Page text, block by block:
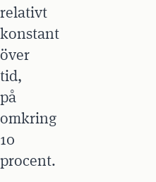
relativt
konstant
över
tid,
på
omkring
10
procent.